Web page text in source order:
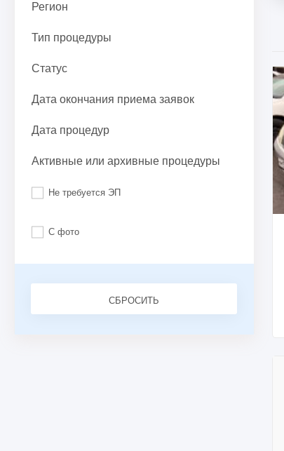
Регион
Тип процедуры
Статус
Дата окончания приема заявок
Дата процедур
Активные или архивные процедуры
Не требуется ЭП
С фото
СБРОСИТЬ